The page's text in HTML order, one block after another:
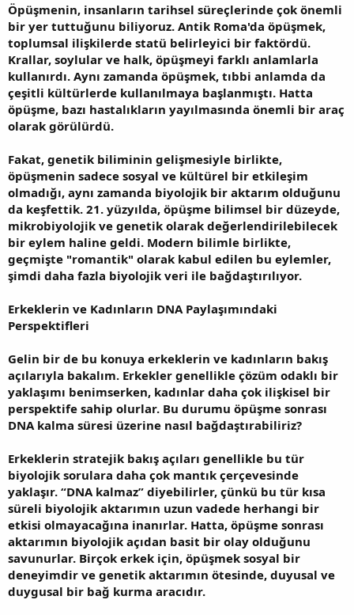
Öpüşmenin, insanların tarihsel süreçlerinde çok önemli
bir yer tuttuğunu biliyoruz. Antik Roma'da öpüşmek,
toplumsal ilişkilerde statü belirleyici bir faktördü.
Krallar, soylular ve halk, öpüşmeyi farklı anlamlarla
kullanırdı. Aynı zamanda öpüşmek, tıbbi anlamda da
çeşitli kültürlerde kullanılmaya başlanmıştı. Hatta
öpüşme, bazı hastalıkların yayılmasında önemli bir araç
olarak görülürdü.
Fakat, genetik biliminin gelişmesiyle birlikte,
öpüşmenin sadece sosyal ve kültürel bir etkileşim
olmadığı, aynı zamanda biyolojik bir aktarım olduğunu
da keşfettik. 21. yüzyılda, öpüşme bilimsel bir düzeyde,
mikrobiyolojik ve genetik olarak değerlendirilebilecek
bir eylem haline geldi. Modern bilimle birlikte,
geçmişte "romantik" olarak kabul edilen bu eylemler,
şimdi daha fazla biyolojik veri ile bağdaştırılıyor.
Erkeklerin ve Kadınların DNA Paylaşımındaki
Perspektifleri
Gelin bir de bu konuya erkeklerin ve kadınların bakış
açılarıyla bakalım. Erkekler genellikle çözüm odaklı bir
yaklaşımı benimserken, kadınlar daha çok ilişkisel bir
perspektife sahip olurlar. Bu durumu öpüşme sonrası
DNA kalma süresi üzerine nasıl bağdaştırabiliriz?
Erkeklerin stratejik bakış açıları genellikle bu tür
biyolojik sorulara daha çok mantık çerçevesinde
yaklaşır. “DNA kalmaz” diyebilirler, çünkü bu tür kısa
süreli biyolojik aktarımın uzun vadede herhangi bir
etkisi olmayacağına inanırlar. Hatta, öpüşme sonrası
aktarımın biyolojik açıdan basit bir olay olduğunu
savunurlar. Birçok erkek için, öpüşmek sosyal bir
deneyimdir ve genetik aktarımın ötesinde, duyusal ve
duygusal bir bağ kurma aracıdır.